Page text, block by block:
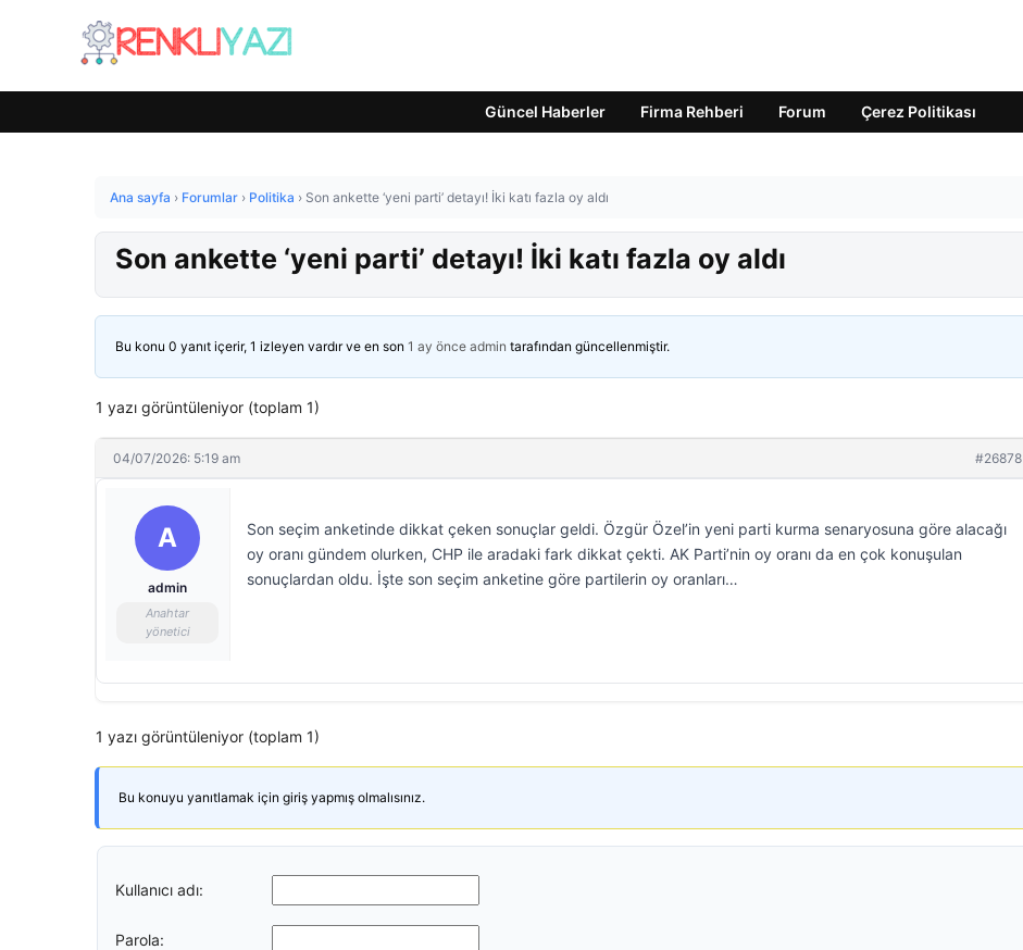
Güncel Haberler Firma Rehberi Forum Çerez Politikası
Ana sayfa › Forumlar › Politika › Son ankette ‘yeni parti’ detayı! İki katı fazla oy aldı
Son ankette ‘yeni parti’ detayı! İki katı fazla oy aldı
Bu konu 0 yanıt içerir, 1 izleyen vardır ve en son 1 ay önce admin tarafından güncellenmiştir.
1 yazı görüntüleniyor (toplam 1)
04/07/2026: 5:19 am #26878
A
admin
Anahtar
yönetici
Son seçim anketinde dikkat çeken sonuçlar geldi. Özgür Özel’in yeni parti kurma senaryosuna göre alacağı
oy oranı gündem olurken, CHP ile aradaki fark dikkat çekti. AK Parti’nin oy oranı da en çok konuşulan
sonuçlardan oldu. İşte son seçim anketine göre partilerin oy oranları…
1 yazı görüntüleniyor (toplam 1)
Bu konuyu yanıtlamak için giriş yapmış olmalısınız.
Kullanıcı adı:
Parola: